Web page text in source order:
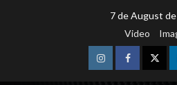
7 de August
Video
InstagramFacebook